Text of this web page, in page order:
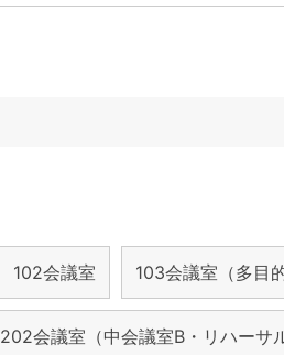
102会議室 103会議室（多目的
202会議室（中会議室B・リハーサ